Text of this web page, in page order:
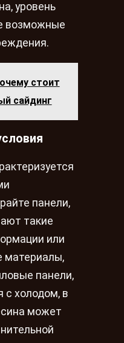
уровень
возможные
стоит
сайдинг
панели,
такие
или
материалы,
панели,
с холодом, в
может